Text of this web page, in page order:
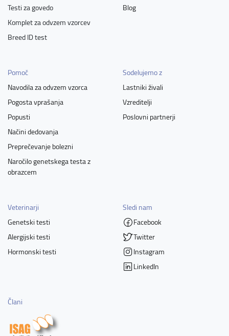
Testi za govedo
Komplet za odvzem vzorcev
Breed ID test
Blog
Pomoč
Navodila za odvzem vzorca
Pogosta vprašanja
Popusti
Načini dedovanja
Preprečevanje bolezni
Naročilo genetskega testa z
obrazcem
Sodelujemo z
Lastniki živali
Vzreditelji
Poslovni partnerji
Veterinarji
Genetski testi
Alergijski testi
Hormonski testi
Sledi nam
Facebook
Twitter
Instagram
LinkedIn
Člani